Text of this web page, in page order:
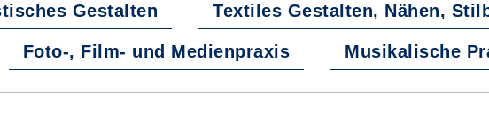
Gestalten Textiles Gestalten, Nähen,
Foto-, Film- und Medienpraxis Musikalische